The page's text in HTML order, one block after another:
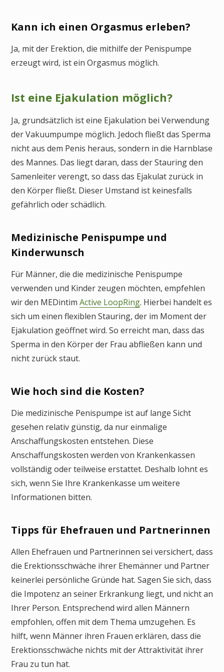
Kann ich einen Orgasmus erleben?
Ja, mit der Erektion, die mithilfe der Penispumpe
erzeugt wird, ist ein Orgasmus möglich.
Ist eine Ejakulation möglich?
Ja, grundsätzlich ist eine Ejakulation bei Verwendung
der Vakuumpumpe möglich. Jedoch fließt das Sperma
nicht aus dem Penis heraus, sondern in die Harnblase
des Mannes. Das liegt daran, dass der Stauring den
Samenleiter verengt, so dass das Ejakulat zurück in
den Körper fließt. Dieser Umstand ist keinesfalls
gefährlich oder schädlich.
Medizinische Penispumpe und
Kinderwunsch
Für Männer, die die medizinische Penispumpe
verwenden und Kinder zeugen möchten, empfehlen
wir den MEDintim Active LoopRing. Hierbei handelt es
sich um einen flexiblen Stauring, der im Moment der
Ejakulation geöffnet wird. So erreicht man, dass das
Sperma in den Körper der Frau abfließen kann und
nicht zurück staut.
Wie hoch sind die Kosten?
Die medizinische Penispumpe ist auf lange Sicht
gesehen relativ günstig, da nur einmalige
Anschaffungskosten entstehen. Diese
Anschaffungskosten werden von Krankenkassen
vollständig oder teilweise erstattet. Deshalb lohnt es
sich, wenn Sie Ihre Krankenkasse um weitere
Informationen bitten.
Tipps für Ehefrauen und Partnerinnen
Allen Ehefrauen und Partnerinnen sei versichert, dass
die Erektionsschwäche ihrer Ehemänner und Partner
keinerlei persönliche Gründe hat. Sagen Sie sich, dass
die Impotenz an seiner Erkrankung liegt, und nicht an
Ihrer Person. Entsprechend wird allen Männern
empfohlen, offen mit dem Thema umzugehen. Es
hilft, wenn Männer ihren Frauen erklären, dass die
Erektionsschwäche nichts mit der Attraktivität ihrer
Frau zu tun hat.